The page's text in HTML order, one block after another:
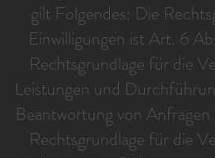
gilt Folgendes: Die
Einwilligungen ist Art. 6
Rechtsgrundlage für die
Leistungen und
Beantwortung von
Rechtsgrundlage für die